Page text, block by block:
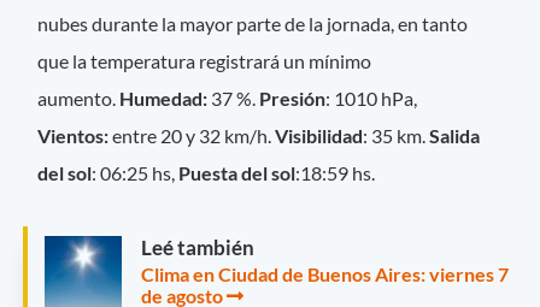
nubes durante la mayor parte de la jornada, en tanto
que la temperatura registrará un mínimo
aumento. Humedad: 37 %. Presión: 1010 hPa,
Vientos:entre 20 y 32 km/h.Visibilidad: 35 km.Salida
del sol: 06:25 hs, Puesta del sol:18:59 hs.
Leé también
Clima en Ciudad de Buenos Aires: viernes 7
de agosto